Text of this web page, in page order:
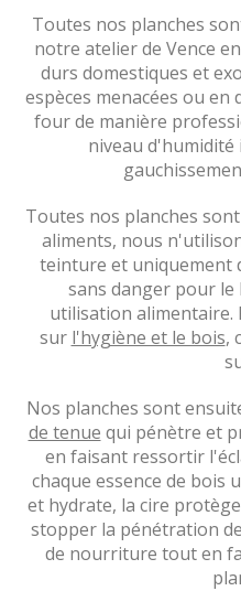
Toutes nos planches
notre atelier de Vence
durs domestiques et
espèces menacées ou en
four de manière
niveau d'humidité
Toutes nos planches
aliments, nous
teinture et uniquement
sans danger pour le
utilisation
sur l'hygiène et le bois,
Nos planches sont
de tenue qui pénètre et
en faisant ressortir
chaque essence de bois
et hydrate, la cire
stopper la pénétration
de nourriture tout en